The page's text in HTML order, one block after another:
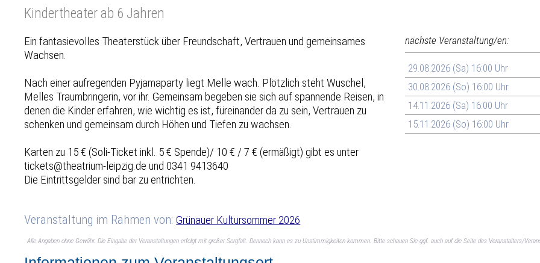
Kindertheater ab 6 Jahren
Ein fantasievolles Theaterstück über Freundschaft, Vertrauen und gemeinsames
Wachsen.
Nach einer aufregenden Pyjamaparty liegt Melle wach. Plötzlich steht Wuschel,
Melles Traumbringerin, vor ihr. Gemeinsam begeben sie sich auf spannende Reisen, in
denen die Kinder erfahren, wie wichtig es ist, füreinander da zu sein, Vertrauen zu
schenken und gemeinsam durch Höhen und Tiefen zu wachsen.
Karten zu 15 € (Soli-Ticket inkl. 5 € Spende)/ 10 € / 7 € (ermäßigt) gibt es unter
tickets@theatrium-leipzig.de und 0341 9413640
Die Eintrittsgelder sind bar zu entrichten.
Veranstaltung im Rahmen von:Grünauer Kultursommer 2026
nächste Veranstaltung/en:
29.08.2026 (Sa) 16:00 Uhr
30.08.2026 (So) 16:00 Uhr
14.11.2026 (Sa) 16:00 Uhr
15.11.2026 (So) 16:00 Uhr
Alle Angaben ohne Gewähr. Die Eingabe der Veranstaltungen erfolgt mit großer Sorgfalt. Dennoch kann es zu Unstimmigkeiten kommen. Bitte schauen Sie ggf. auch auf die Seite des Veranstalters/